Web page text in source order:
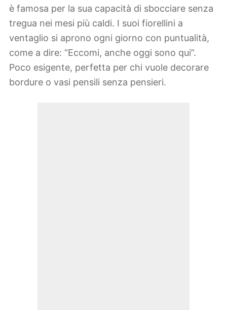
è famosa per la sua capacità di sbocciare senza
tregua nei mesi più caldi. I suoi fiorellini a
ventaglio si aprono ogni giorno con puntualità,
come a dire: “Eccomi, anche oggi sono qui”.
Poco esigente, perfetta per chi vuole decorare
bordure o vasi pensili senza pensieri.